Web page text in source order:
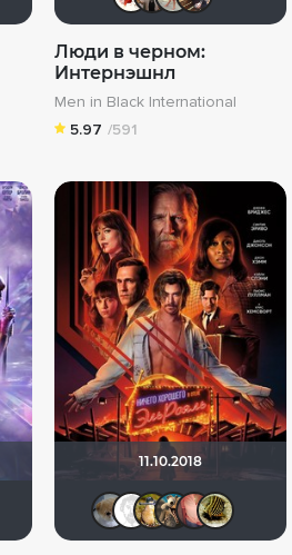
Люди в черном:
Интернэшнл
Men in Black International
5.97 /591
Рижанка
11.10.2018
Анюта*-*